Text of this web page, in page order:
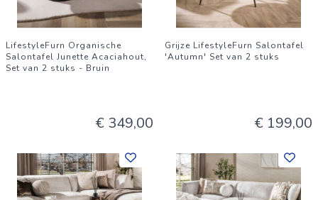
LifestyleFurn Organische
Salontafel Junette Acaciahout,
Set van 2 stuks - Bruin
€ 349,00
Grijze LifestyleFurn Salontafel
'Autumn' Set van 2 stuks
€ 199,00